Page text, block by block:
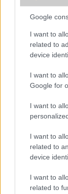
Google
I want to
related to
device
I want to
Google for
I want to
I want to
related to
device
I want to
related to
További hírek
Számos
UI 9 frissítésből
iPhone 18
Apple az új
Az Android
észrevétlenül
Ez a rejtett
Nem biztos,